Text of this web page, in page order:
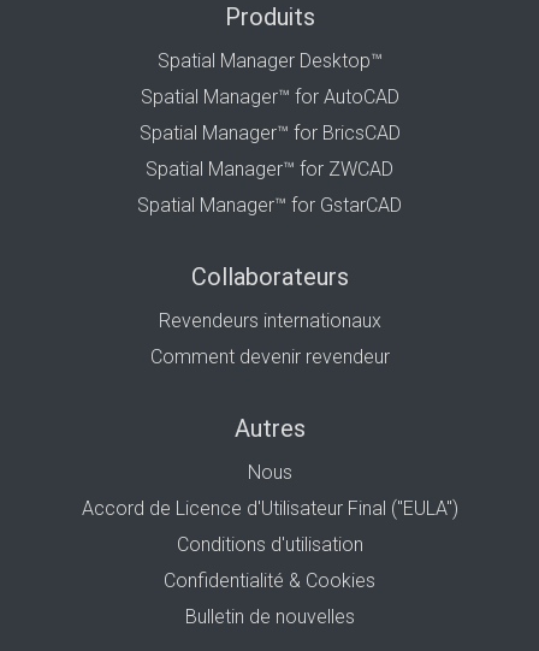
Produits
Spatial Manager Desktop™
Spatial Manager™ for AutoCAD
Spatial Manager™ for BricsCAD
Spatial Manager™ for ZWCAD
Spatial Manager™ for GstarCAD
Collaborateurs
Revendeurs internationaux
Comment devenir revendeur
Autres
Nous
Accord de Licence d'Utilisateur Final ("EULA")
Conditions d'utilisation
Confidentialité & Cookies
Bulletin de nouvelles